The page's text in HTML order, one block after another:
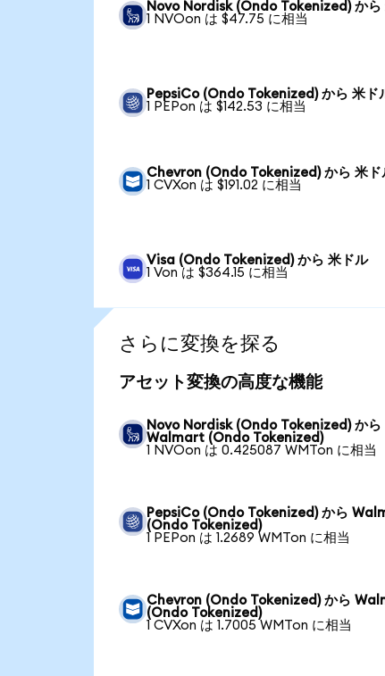
Novo Nordisk (Ondo Tokenized) から
1 NVOon は $47.75 に相当
PepsiCo (Ondo Tokenized) から 米ド
1 PEPon は $142.53 に相当
Chevron (Ondo Tokenized) から 米ド
1 CVXon は $191.02 に相当
Visa (Ondo Tokenized) から 米ドル
1 Von は $364.15 に相当
さらに変換を探る
アセット変換の高度な機能
Novo Nordisk (Ondo Tokenized) から
Walmart (Ondo Tokenized)
1 NVOon は 0.425087 WMTon に相当
PepsiCo (Ondo Tokenized) から
(Ondo Tokenized)
1 PEPon は 1.2689 WMTon に相当
Chevron (Ondo Tokenized) から
(Ondo Tokenized)
1 CVXon は 1.7005 WMTon に相当